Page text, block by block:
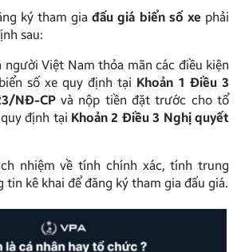
ký tham giađấu giá biển số xe phải
sau:
người Việt Nam thỏa mãn các điều kiện
số xe quy định tại Khoản 1 Điều 3
NĐ-CPvà nộp tiền đặt trước cho tổ
định tại Khoản 2 Điều 3 Nghị quyết
nhiệm về tính chính xác, tính trung
kê khai để đăng ký tham gia đấu giá.